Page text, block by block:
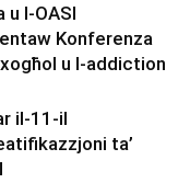
u l-OASI
Konferenza
u l-addiction
il-11-il
ta’